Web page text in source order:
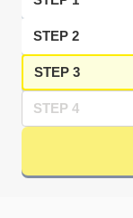
STEP 2
STEP 3
STEP 4